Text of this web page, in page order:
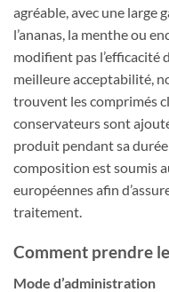
agréable, avec une large
l’ananas, la menthe ou
modifient pas
meilleure acceptabilité,
trouvent les comprimés
conservateurs sont
produit pendant sa durée
composition est soumis
européennes afin
traitement.
Comment prendre
Mode d’administration